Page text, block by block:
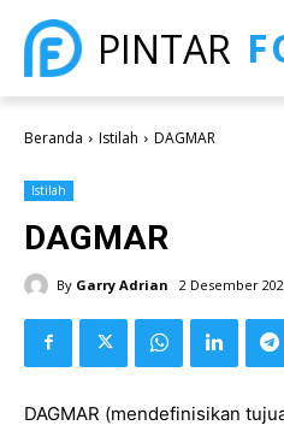
PINTAR
Beranda Istilah DAGMAR
Istilah
DAGMAR
By Garry Adrian 2 Desember
DAGMAR (mendefinisikan